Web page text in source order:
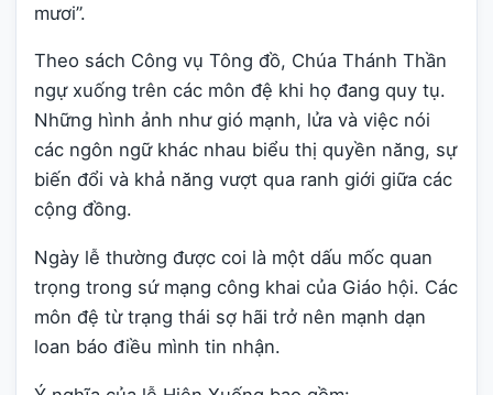
mươi”.
Theo sách Công vụ Tông đồ, Chúa Thánh Thần
ngự xuống trên các môn đệ khi họ đang quy tụ.
Những hình ảnh như gió mạnh, lửa và việc nói
các ngôn ngữ khác nhau biểu thị quyền năng, sự
biến đổi và khả năng vượt qua ranh giới giữa các
cộng đồng.
Ngày lễ thường được coi là một dấu mốc quan
trọng trong sứ mạng công khai của Giáo hội. Các
môn đệ từ trạng thái sợ hãi trở nên mạnh dạn
loan báo điều mình tin nhận.